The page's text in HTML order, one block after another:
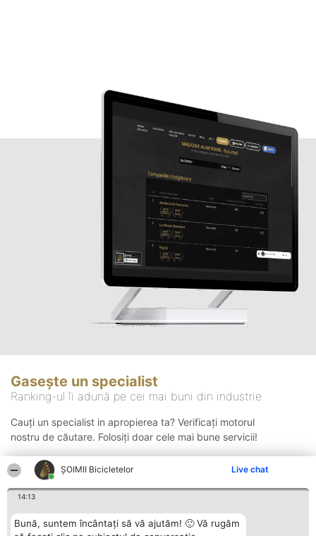
ȘOIMII Bicicletelor Live chat
14:13
Bună, suntem încântați să vă ajutăm! 🙂 Vă rugăm
Gasește un specialist
Ranking-ul îi adună pe cei mai buni din industrie
Cauți un specialist in apropierea ta? Verificați motorul
nostru de căutare. Folosiți doar cele mai bune servicii!